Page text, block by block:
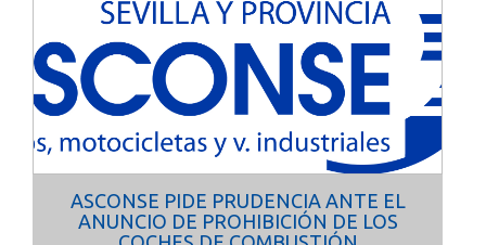
ASCONSE PIDE PRUDENCIA ANTE EL
ANUNCIO DE PROHIBICIÓN DE LOS